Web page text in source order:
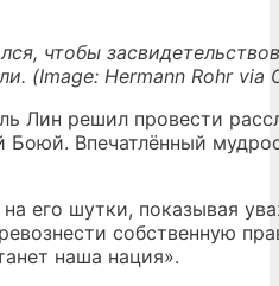
чтобы
(Image: Hermann Rohr via
Лин решил провести
Впечатлённый
его шутки, показывая
собственную
наша нация».